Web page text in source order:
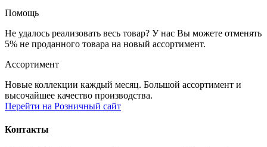
Помощь
Не удалось реализовать весь товар? У нас Вы можете отменять
5% не проданного товара на новый ассортимент.
Ассортимент
Новые коллекции каждый месяц. Большой ассортимент и
высочайшее качество производства.
Перейти на Розничный сайт
Контакты